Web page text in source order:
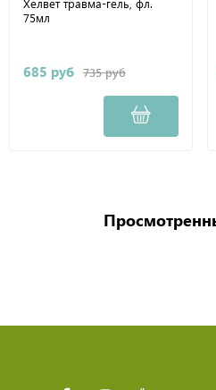
75мл
685 руб 735 руб